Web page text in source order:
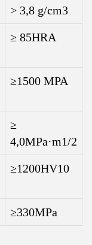
> 3,8 g/cm3
≥ 85HRA
≥1500 MPA
≥
4,0MPa·m1/2
≥1200HV10
≥330MPa